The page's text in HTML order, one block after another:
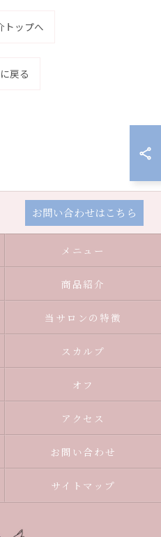
トップへ
戻る
お問い合わせはこちら
メニュー
商品紹介
当サロンの特徴
スカルプ
オフ
アクセス
お問い合わせ
サイトマップ